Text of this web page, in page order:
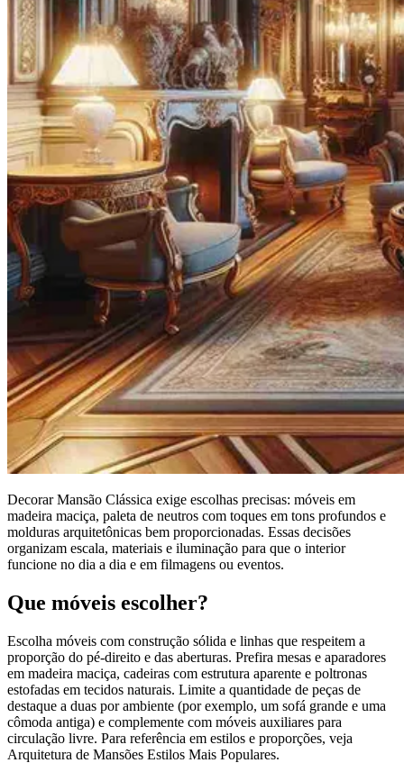
Decorar Mansão Clássica exige escolhas precisas: móveis em
madeira maciça, paleta de neutros com toques em tons profundos e
molduras arquitetônicas bem proporcionadas. Essas decisões
organizam escala, materiais e iluminação para que o interior
funcione no dia a dia e em filmagens ou eventos.
Que móveis escolher?
Escolha móveis com construção sólida e linhas que respeitem a
proporção do pé-direito e das aberturas. Prefira mesas e aparadores
em madeira maciça, cadeiras com estrutura aparente e poltronas
estofadas em tecidos naturais. Limite a quantidade de peças de
destaque a duas por ambiente (por exemplo, um sofá grande e uma
cômoda antiga) e complemente com móveis auxiliares para
circulação livre. Para referência em estilos e proporções, veja
Arquitetura de Mansões Estilos Mais Populares.